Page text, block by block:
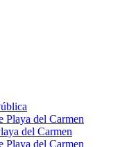
Playa del Carmen
del Carmen
Playa del Carmen